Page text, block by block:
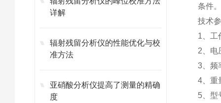
详解
辐射残留分析仪的性能优化与校
准方法
亚硝酸分析仪提高了测量的精确
度
条件
技术
1、工
2、电
3、频
4、重
5、型